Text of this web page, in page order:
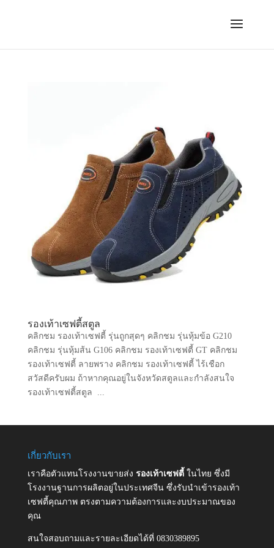
รองเท้าเซฟตี้สตูล
คลิกชม รองเท้าเซฟตี้ รุ่นถูกสุดๆ คลิกชม รุ่นหุ้มข้อ G210
คลิกชม รุ่นหุ้มส้น G106 คลิกชม รองเท้าเซฟตี้ GT คลิกชม
รองเท้าเซฟตี้ ลายพราง คลิกชม รองเท้าเซฟตี้ ไร้เชือก
สวัสดีครับผม ถ้าหากคุณอยู่ในจังหวัดสตูลและกำลังสนใจ
รองเท้าเซฟตี้สตูล ...
เกี่ยวกับเรา
เราคือตัวแทนโรงงานขายส่ง รองเท้าเซฟตี้ ในไทย ซึ่งมี
โรงงานฐานการผลิตอยู่ในประเทศจีน ซึ่งรับนำเข้ารองเท้า
เซฟตี้คุณภาพ ตรงตามความต้องการและงบประมาณของ
คุณ
สนใจสอบถามและรายละเอียดได้ที่ 0830389895